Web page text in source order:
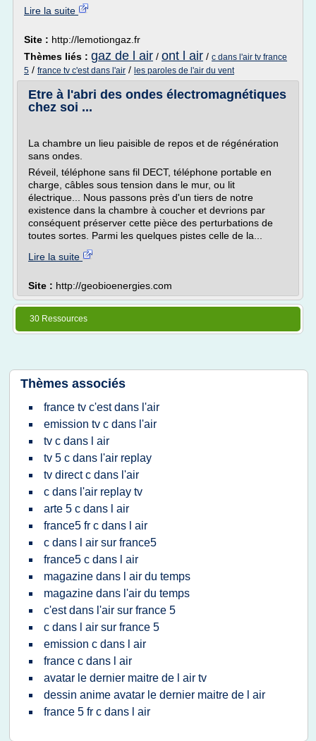
Lire la suite
Site : http://lemotiongaz.fr
Thèmes liés : gaz de l air / ont l air / c dans l'air tv france
5 / france tv c'est dans l'air / les paroles de l'air du vent
Etre à l'abri des ondes électromagnétiques
chez soi ...
La chambre un lieu paisible de repos et de régénération
sans ondes.
Réveil, téléphone sans fil DECT, téléphone portable en
charge, câbles sous tension dans le mur, ou lit
électrique... Nous passons près d'un tiers de notre
existence dans la chambre à coucher et devrions par
conséquent préserver cette pièce des perturbations de
toutes sortes. Parmi les quelques pistes celle de la...
Lire la suite
Site : http://geobioenergies.com
30 Ressources
Thèmes associés
france tv c'est dans l'air
emission tv c dans l'air
tv c dans l air
tv 5 c dans l'air replay
tv direct c dans l'air
c dans l'air replay tv
arte 5 c dans l air
france5 fr c dans l air
c dans l air sur france5
france5 c dans l air
magazine dans l air du temps
magazine dans l'air du temps
c'est dans l'air sur france 5
c dans l air sur france 5
emission c dans l air
france c dans l air
avatar le dernier maitre de l air tv
dessin anime avatar le dernier maitre de l air
france 5 fr c dans l air